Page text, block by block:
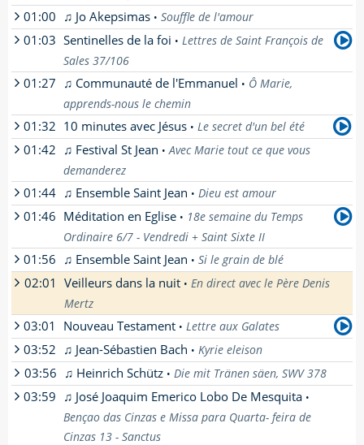
[En savoir plus
01:00 ♫ Jo Akepsimas • Souffle de l'amour
01:03 Sentinelles de la foi • Lettres de Saint François de
Sales 37/106
parDominique-
01:27 ♫ Communauté de l'Emmanuel • Ô Marie,
apprends-nous le chemin
01:32 10 minutes avec Jésus • Le secret d'un bel été
parUn prêtre de l'opus Dei-
01:42 ♫ Festival St Jean • Avec Marie tout ce que vous
demanderez
01:44 ♫ Ensemble Saint Jean • Dieu est amour
01:46 Méditation en Eglise • 18e semaine du Temps
Ordinaire 6/7 - Vendredi + Saint Sixte II
parRichard-
[En savoir plus ]
01:56 ♫ Ensemble Saint Jean • Si le grain de blé
02:01 Veilleurs dans la nuit • En direct avec le Père Denis
Mertz
Comme chaque vendredi, à cette heure de la
nuit, nous allons veiller, veiller et prier. En
compagnie du père Denis, nous allons
adorer le Seigneur. Sur Radio-Espérance,
c'est "Veilleurs dans la nuit".
[ En savoir plus]
03:01 Nouveau Testament • Lettre aux Galates
[En savoir plus]
03:52 ♫ Jean-Sébastien Bach • Kyrie eleison
03:56 ♫ Heinrich Schütz • Die mit Tränen säen, SWV 378
03:59 ♫ José Joaquim Emerico Lobo De Mesquita •
Bençao das Cinzas e Missa para Quarta- feira de
Cinzas 13 - Sanctus